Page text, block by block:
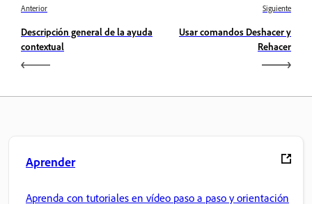
Anterior
Descripción general de la ayuda
contextual
Siguiente
Usar comandos Deshacer y
Rehacer
Aprender
Aprenda con tutoriales en vídeo paso a paso y orientación